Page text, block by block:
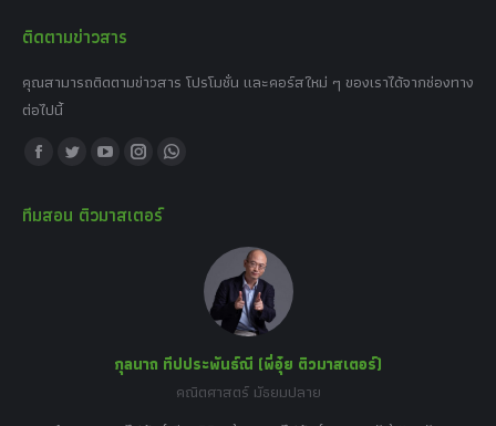
ติดตามข่าวสาร
คุณสามารถติดตามข่าวสาร โปรโมชั่น และคอร์สใหม่ ๆ ของเราได้จากช่องทาง
ต่อไปนี้
Find us on:
Facebook
opens
Twitter
opens
YouTube
opens
Instagram
opens
Whatsapp
window
ทีมสอน ติวมาสเตอร์
กุลนาถ ทีปประพันธ์ณี (พี่อุ๋ย ติวมาสเตอร์)
คณิตศาสตร์ มัธยมปลาย